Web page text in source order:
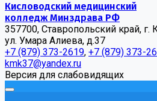
Кисловодский медицинский
колледж Минздрава РФ
357700, Ставропольский край, г.
ул. Умара Алиева, д.37
+7 (879) 373-2619, +7 (879) 373-
kmk37@yandex.ru
Версия для слабовидящих